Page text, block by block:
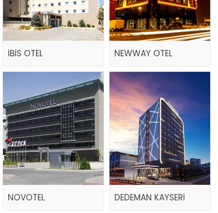
İBİS OTEL NEWWAY OTEL
NOVOTEL DEDEMAN KAYSERİ